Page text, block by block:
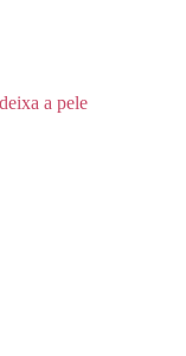
a pele